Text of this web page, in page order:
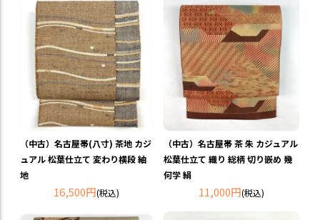
（中古）名古屋帯(八寸) 茶地 カジ
ュアル 松葉仕立て 変わり横段 紬
地
16,500円(税込)
（中古）名古屋帯 茶 朱 カジュアル
松葉仕立て 織り 総柄 切り嵌め 幾
何学 絹
11,000円(税込)